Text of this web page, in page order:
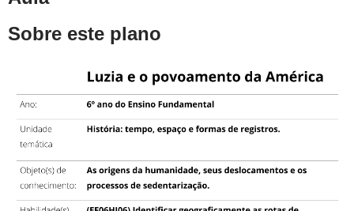
Sobre este plano